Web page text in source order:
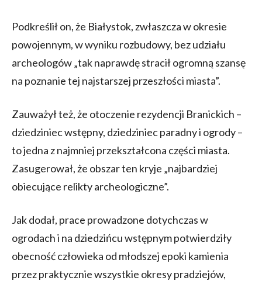
Podkreślił on, że Białystok, zwłaszcza w okresie
powojennym, w wyniku rozbudowy, bez udziału
archeologów „tak naprawdę stracił ogromną szansę
na poznanie tej najstarszej przeszłości miasta”.
Zauważył też, że otoczenie rezydencji Branickich –
dziedziniec wstępny, dziedziniec paradny i ogrody –
to jedna z najmniej przekształcona części miasta.
Zasugerował, że obszar ten kryje „najbardziej
obiecujące relikty archeologiczne”.
Jak dodał, prace prowadzone dotychczas w
ogrodach i na dziedzińcu wstępnym potwierdziły
obecność człowieka od młodszej epoki kamienia
przez praktycznie wszystkie okresy pradziejów,